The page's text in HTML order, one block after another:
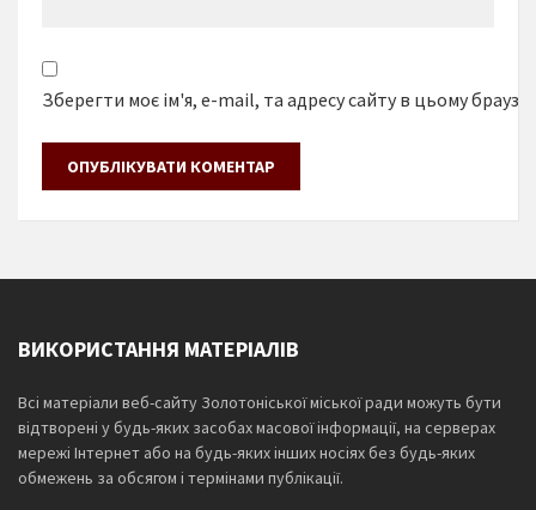
Зберегти моє ім'я, e-mail, та адресу сайту в цьому
ВИКОРИСТАННЯ МАТЕРІАЛІВ
Всі матеріали веб-сайту Золотоніської міської ради можуть бути
відтворені у будь-яких засобах масової інформації, на серверах
мережі Інтернет або на будь-яких інших носіях без будь-яких
обмежень за обсягом і термінами публікації.